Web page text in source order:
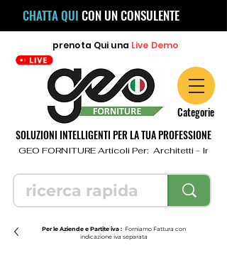
CHATTA QUI CON UN CONSULENTE
prenota Qui una Live Demo
Categorie
SOLUZIONI INTELLIGENTI PER LA TUA PROFESSIONE
GEO FORNITURE Articoli Per:  Architetti -
Per le Aziende e Partite iva : Forniamo Fattura con
indicazione iva separata